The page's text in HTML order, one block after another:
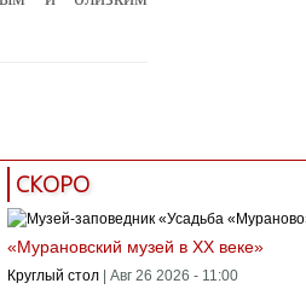
СКОРО
«Мурановский музей в XX веке»
Круглый стол Авг 26 2026 - 11:00